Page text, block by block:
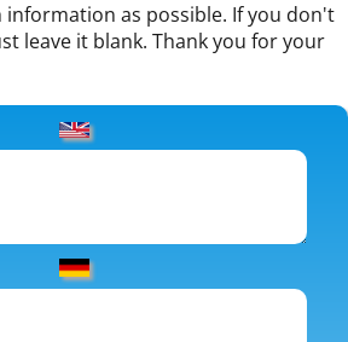
information as possible. If you don't
leave it blank. Thank you for your